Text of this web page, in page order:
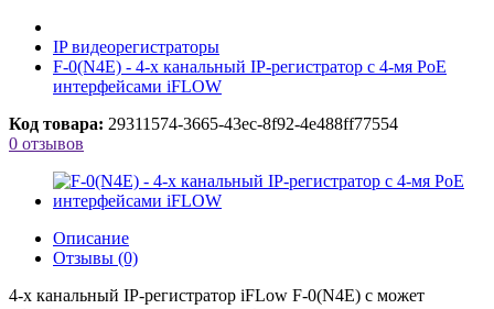
IP видеорегистраторы
F-0(N4E) - 4-х канальный IP-регистратор c 4-мя PoE
интерфейсами iFLOW
Код товара: 29311574-3665-43ec-8f92-4e488ff77554
0 отзывов
Описание
Отзывы (0)
4-х канальный IP-регистратор iFLow F-0(N4E) c может